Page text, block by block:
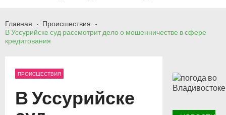
Главная
Происшествия
В Уссурийске суд рассмотрит дело о мошенничестве в сфере
кредитования
ПРОИСШЕСТВИЯ
В Уссурийске